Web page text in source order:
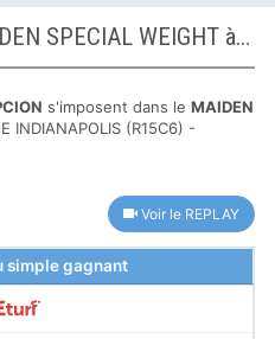
Arrivée définitive du MAIDEN SPECIAL WEIGHT à HORSESHOE INDIANAPOLIS
s'imposent dans le MAIDEN
INDIANAPOLIS (R15C6) -
Voir le REPLAY
simple gagnant